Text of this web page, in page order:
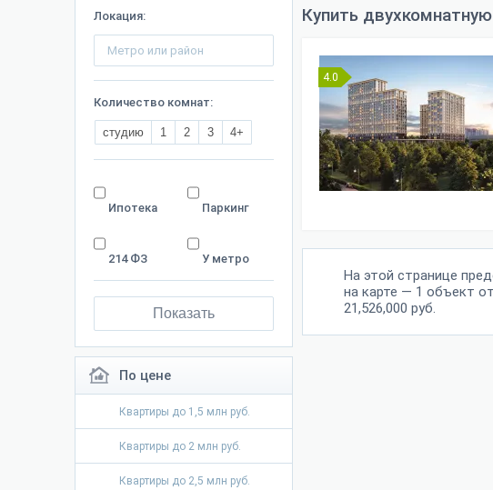
Локация:
Количество комнат:
студию 1 2 3 4+
Ипотека Паркинг
214 ФЗ У метро
Показать
По цене
Квартиры до 1,5 млн руб.
Квартиры до 2 млн руб.
Квартиры до 2,5 млн руб.
Купить
4.0
На этой странице
на карте — 1 объект
21,526,000 руб.